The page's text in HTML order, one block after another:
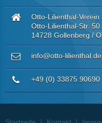
Otto-Lilienthal-Verein
Otto-Lilienthal-Str. 50
14728 Gollenberg /
info@otto-lilienthal.de
+49 (0) 33875 90690